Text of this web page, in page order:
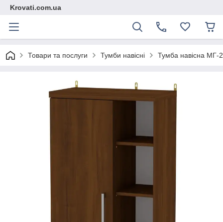
Krovati.com.ua
Товари та послуги Тумби навісні Тумба навісна МГ-